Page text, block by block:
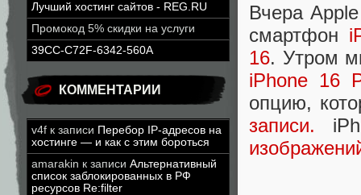
Лучший хостинг сайтов - REG.RU
Промокод 5% скидки на услуги
39CC-C72F-6342-560A
КОММЕНТАРИИ
v4f к записи Перебор IP-адресов на
хостинге — и как с этим бороться
amarakin к записи Альтернативный
список заблокированных в РФ
ресурсов Re:filter
Вчера
смартфон
16. Утром
iPhone 16
опцию,
записи.